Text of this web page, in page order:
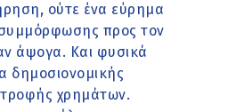
ούτε ένα εύρημα
προς τον
άψογα. Και φυσικά
δημοσιονομικής
χρημάτων.